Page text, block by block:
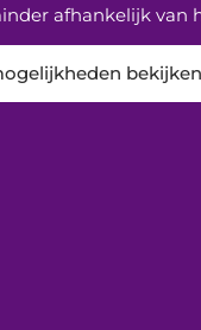
afhankelijk van
bekijken